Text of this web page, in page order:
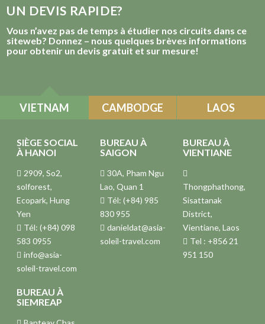
UN DEVIS RAPIDE?
Vous n’avez pas de temps à étudier nos circuits dans ce
siteweb? Donnez – nous quelques brèves informations
pour obtenir un devis gratuit et sur mesure!
VIETNAM CAMBODGE LAOS
SIÈGE SOCIAL
À HANOI
2909, So2,
solforest,
Ecopark, Hung
Yen
Tél: (+84) 098
583 0955
info@asia-
soleil-travel.com
BUREAU À
SAIGON
30A, Pham Ngu
Lao, Quan 1
Tél: (+84) 985
830 955
danieldat@asia-
soleil-travel.com
BUREAU À
VIENTIANE
Thongphathong,
Sisattanak
District,
Vientiane, Laos
Tel : +856 21
951 150
BUREAU À
SIEMREAP